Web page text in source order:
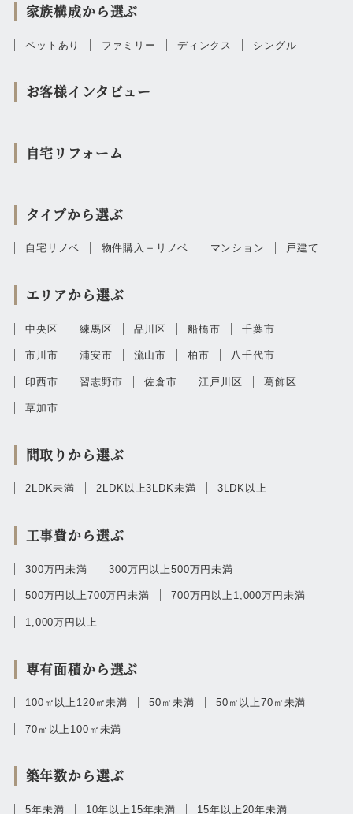
家族構成から選ぶ
ペットあり ファミリー ディンクス シングル
お客様インタビュー
自宅リフォーム
タイプから選ぶ
自宅リノベ 物件購入＋リノベ マンション 戸建て
エリアから選ぶ
中央区 練馬区 品川区 船橋市 千葉市
市川市 浦安市 流山市 柏市 八千代市
印西市 習志野市 佐倉市 江戸川区 葛飾区
草加市
間取りから選ぶ
2LDK未満 2LDK以上3LDK未満 3LDK以上
工事費から選ぶ
300万円未満 300万円以上500万円未満
500万円以上700万円未満 700万円以上1,000万円未満
1,000万円以上
専有面積から選ぶ
100㎡以上120㎡未満 50㎡未満 50㎡以上70㎡未満
70㎡以上100㎡未満
築年数から選ぶ
5年未満 10年以上15年未満 15年以上20年未満